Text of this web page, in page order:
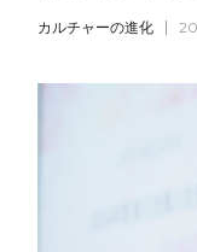
カルチャーの進化